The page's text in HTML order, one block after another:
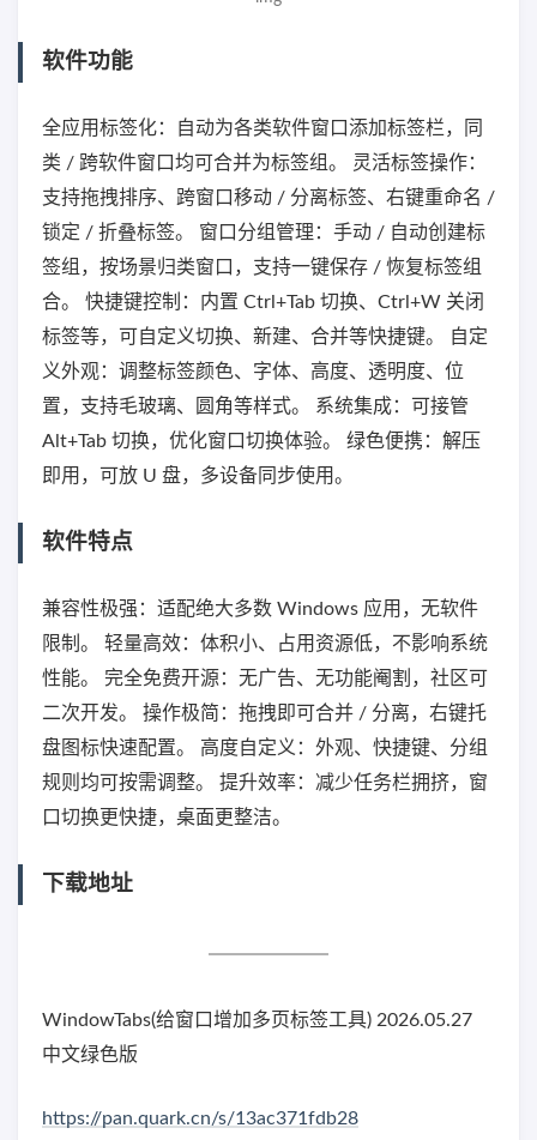
软件功能
全应用标签化：自动为各类软件窗口添加标签栏，同
类 / 跨软件窗口均可合并为标签组。 灵活标签操作：
支持拖拽排序、跨窗口移动 / 分离标签、右键重命名 /
锁定 / 折叠标签。 窗口分组管理：手动 / 自动创建标
签组，按场景归类窗口，支持一键保存 / 恢复标签组
合。 快捷键控制：内置 Ctrl+Tab 切换、Ctrl+W 关闭
标签等，可自定义切换、新建、合并等快捷键。 自定
义外观：调整标签颜色、字体、高度、透明度、位
置，支持毛玻璃、圆角等样式。 系统集成：可接管
Alt+Tab 切换，优化窗口切换体验。 绿色便携：解压
即用，可放 U 盘，多设备同步使用。
软件特点
兼容性极强：适配绝大多数 Windows 应用，无软件
限制。 轻量高效：体积小、占用资源低，不影响系统
性能。 完全免费开源：无广告、无功能阉割，社区可
二次开发。 操作极简：拖拽即可合并 / 分离，右键托
盘图标快速配置。 高度自定义：外观、快捷键、分组
规则均可按需调整。 提升效率：减少任务栏拥挤，窗
口切换更快捷，桌面更整洁。
下载地址
WindowTabs(给窗口增加多页标签工具) 2026.05.27
中文绿色版
https://pan.quark.cn/s/13ac371fdb28